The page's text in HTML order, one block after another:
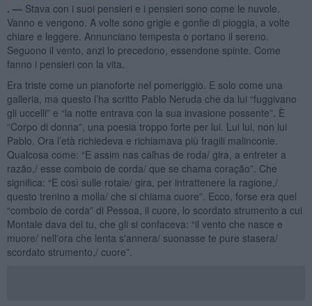
. — Stava con i suoi pensieri e i pensieri sono come le nuvole.
Vanno e vengono. A volte sono grigie e gonfie di pioggia, a volte
chiare e leggere. Annunciano tempesta o portano il sereno.
Seguono il vento, anzi lo precedono, essendone spinte. Come
fanno i pensieri con la vita.
Era triste come un pianoforte nel pomeriggio. E solo come una
galleria, ma questo l’ha scritto Pablo Neruda che da lui “fuggivano
gli uccelli” e “la notte entrava con la sua invasione possente”. È
“Corpo di donna”, una poesia troppo forte per lui. Lui lui, non lui
Pablo. Ora l’età richiedeva e richiamava più fragili malinconie.
Qualcosa come: “E assim nas calhas de roda/ gira, a entreter a
razão,/ esse comboio de corda/ que se chama coração”. Che
significa: “E così sulle rotaie/ gira, per intrattenere la ragione,/
questo trenino a molla/ che si chiama cuore”. Ecco, forse era quel
“comboio de corda” di Pessoa, il cuore, lo scordato strumento a cui
Montale dava del tu, che gli si confaceva: “il vento che nasce e
muore/ nell'ora che lenta s'annera/ suonasse te pure stasera/
scordato strumento,/ cuore”.